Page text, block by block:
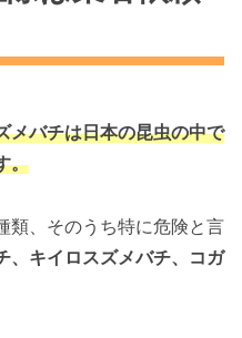
メバチは日本の昆虫の中で
。
類、そのうち特に危険と言
、キイロスズメバチ、コガ